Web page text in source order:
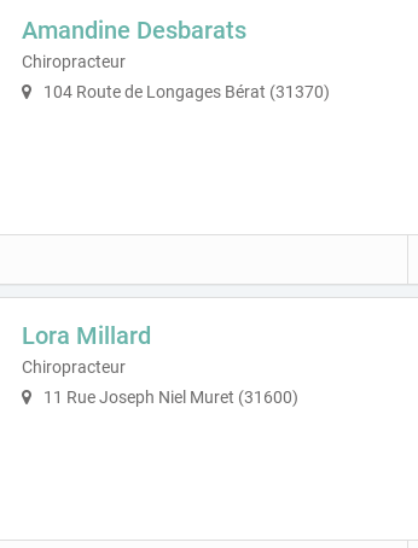
Amandine Desbarats
Chiropracteur
104 Route de Longages Bérat (31370)
Lora Millard
Chiropracteur
11 Rue Joseph Niel Muret (31600)